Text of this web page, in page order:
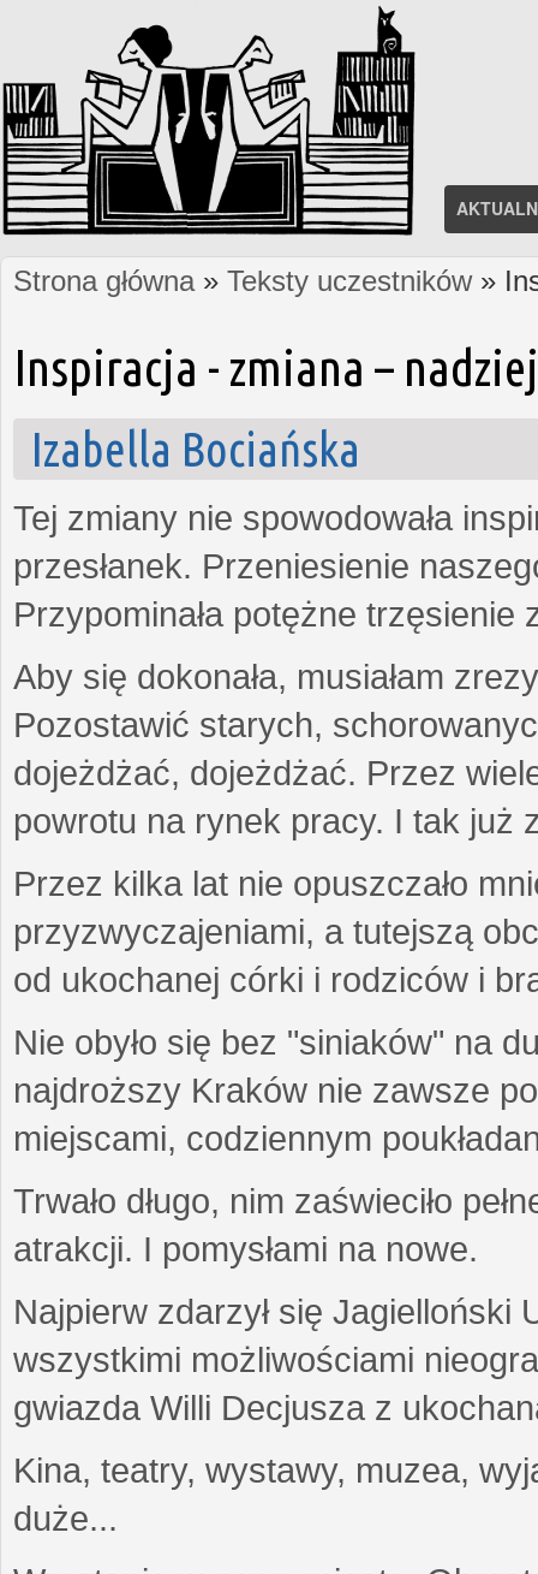
Jesteś tutaj
Strona główna» Teksty uczestników»
Inspiracja - zmiana –
Izabella Bociańska
Tej zmiany nie spowodowała
przesłanek. Przeniesienie
Przypominała potężne trzęsienie
Aby się dokonała, musiałam
Pozostawić starych,
dojeżdżać, dojeżdżać. Przez
powrotu na rynek pracy. I tak już
Przez kilka lat nie opuszczało
przyzwyczajeniami, a tutejszą
od ukochanej córki i rodziców i
Nie obyło się bez "siniaków" na
najdroższy Kraków nie zawsze
miejscami, codziennym
Trwało długo, nim zaświeciło
atrakcji. I pomysłami na nowe.
Najpierw zdarzył się Jagielloński
wszystkimi możliwościami
gwiazda Willi Decjusza z
Kina, teatry, wystawy, muzea,
duże...